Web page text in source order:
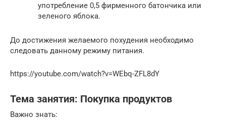
употребление 0,5 фирменного батончика или
зеленого яблока.
До достижения желаемого похудения необходимо
следовать данному режиму питания.
https://youtube.com/watch?v=WEbq-ZFL8dY
Тема занятия: Покупка продуктов
Важно знать: